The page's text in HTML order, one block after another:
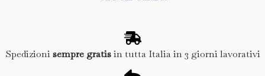
Spedizionisempre gratisin tutta Italia in 3 giorni lavorativi